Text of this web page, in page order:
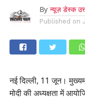
By न्यूज़ डेस्क
Published on
नई दिल्ली, 11 जून।
मोदी की अध्यक्षता में